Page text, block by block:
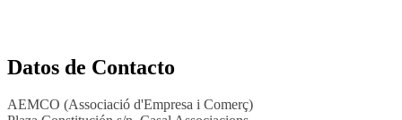
Datos de Contacto
AEMCO (Associació d'Empresa i Comerç)